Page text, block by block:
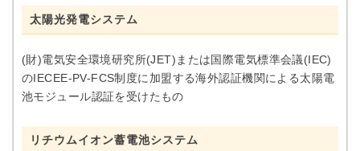
太陽光発電システム
(財)電気安全環境研究所(JET)または国際電気標準会議(IEC)
のIECEE-PV-FCS制度に加盟する海外認証機関による太陽電
池モジュール認証を受けたもの
リチウムイオン蓄電池システム